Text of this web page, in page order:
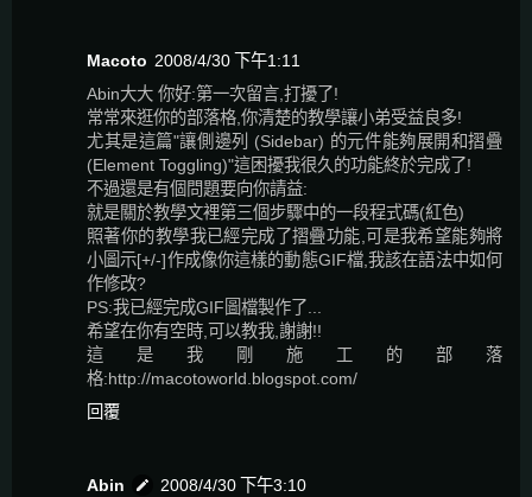
Macoto 2008/4/30 下午1:11
Abin大大 你好:第一次留言,打擾了!
常常來逛你的部落格,你清楚的教學讓小弟受益良多!
尤其是這篇"讓側邊列 (Sidebar) 的元件能夠展開和摺疊
(Element Toggling)"這困擾我很久的功能終於完成了!
不過還是有個問題要向你請益:
就是關於教學文裡第三個步驟中的一段程式碼(紅色)
照著你的教學我已經完成了摺疊功能,可是我希望能夠將
小圖示[+/-]作成像你這樣的動態GIF檔,我該在語法中如何
作修改?
PS:我已經完成GIF圖檔製作了...
希望在你有空時,可以教我,謝謝!!
這是我剛施工的部落
格:http://macotoworld.blogspot.com/
回覆
Abin
2008/4/30 下午3:10